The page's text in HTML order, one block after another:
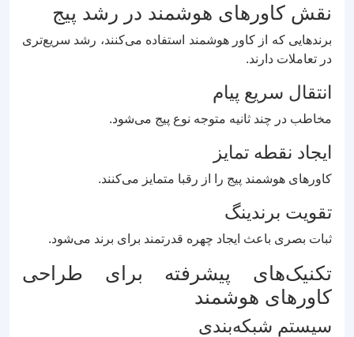
نقش کاورهای هوشمند در رشد پیج
برندهایی که از کاور هوشمند استفاده می‌کنند، رشد سریع‌تری
در تعاملات دارند.
انتقال سریع پیام
مخاطب در چند ثانیه متوجه نوع پیج می‌شود.
ایجاد نقطه تمایز
کاورهای هوشمند پیج را از رقبا متمایز می‌کنند.
تقویت برندینگ
ثبات بصری باعث ایجاد چهره قدرتمند برای برند می‌شود.
تکنیک‌های پیشرفته برای طراحی
کاورهای هوشمند
سیستم شبکه‌بندی